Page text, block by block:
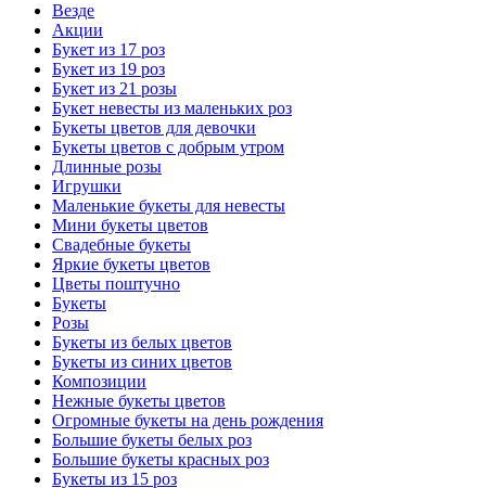
Везде
Акции
Букет из 17 роз
Букет из 19 роз
Букет из 21 розы
Букет невесты из маленьких роз
Букеты цветов для девочки
Букеты цветов с добрым утром
Длинные розы
Игрушки
Маленькие букеты для невесты
Мини букеты цветов
Свадебные букеты
Яркие букеты цветов
Цветы поштучно
Букеты
Розы
Букеты из белых цветов
Букеты из синих цветов
Композиции
Нежные букеты цветов
Огромные букеты на день рождения
Большие букеты белых роз
Большие букеты красных роз
Букеты из 15 роз